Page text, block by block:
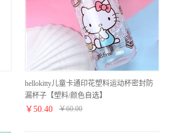
hellokitty儿童卡通印花塑料运动杯密封防
漏杯子【塑料/颜色自选】
￥ 50.40 ￥60.00